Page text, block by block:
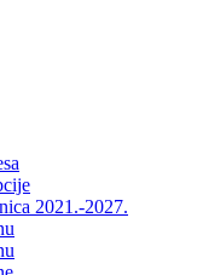
2021.-2027.